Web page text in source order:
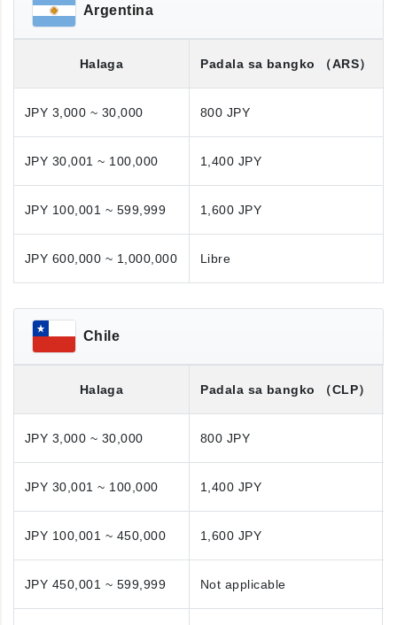
Argentina
Halaga Padala sa bangko （ARS）
JPY 3,000 ~ 30,000 800 JPY
JPY 30,001 ~ 100,000 1,400 JPY
JPY 100,001 ~ 599,999 1,600 JPY
JPY 600,000 ~ 1,000,000 Libre
Chile
Halaga Padala sa bangko （CLP）
JPY 3,000 ~ 30,000 800 JPY
JPY 30,001 ~ 100,000 1,400 JPY
JPY 100,001 ~ 450,000 1,600 JPY
JPY 450,001 ~ 599,999 Not applicable